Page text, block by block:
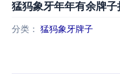
猛犸象牙年年有余牌子
分类： 猛犸象牙牌子